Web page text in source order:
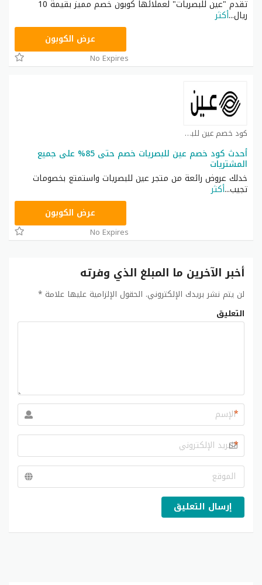
تقدم "عين للبصريات" لعملائها كوبون خصم مميز بقيمة 10
ريال...أكثر
عرض الكوبون
No Expires
كود خصم عين للبصريات كوبون
أحدث كود خصم عين للبصريات خصم حتى 85% على جميع
المشتريات
خدلك عروض رائعة من متجر عين للبصريات واستمتع بخصومات
تجيب...أكثر
EYEN5عرض الكوبون
No Expires
أخبر الآخرين ما المبلغ الذي وفرته
لن يتم نشر بريدك الإلكتروني. الحقول الإلزامية عليها علامة *
التعليق
*
*
إرسال التعليق